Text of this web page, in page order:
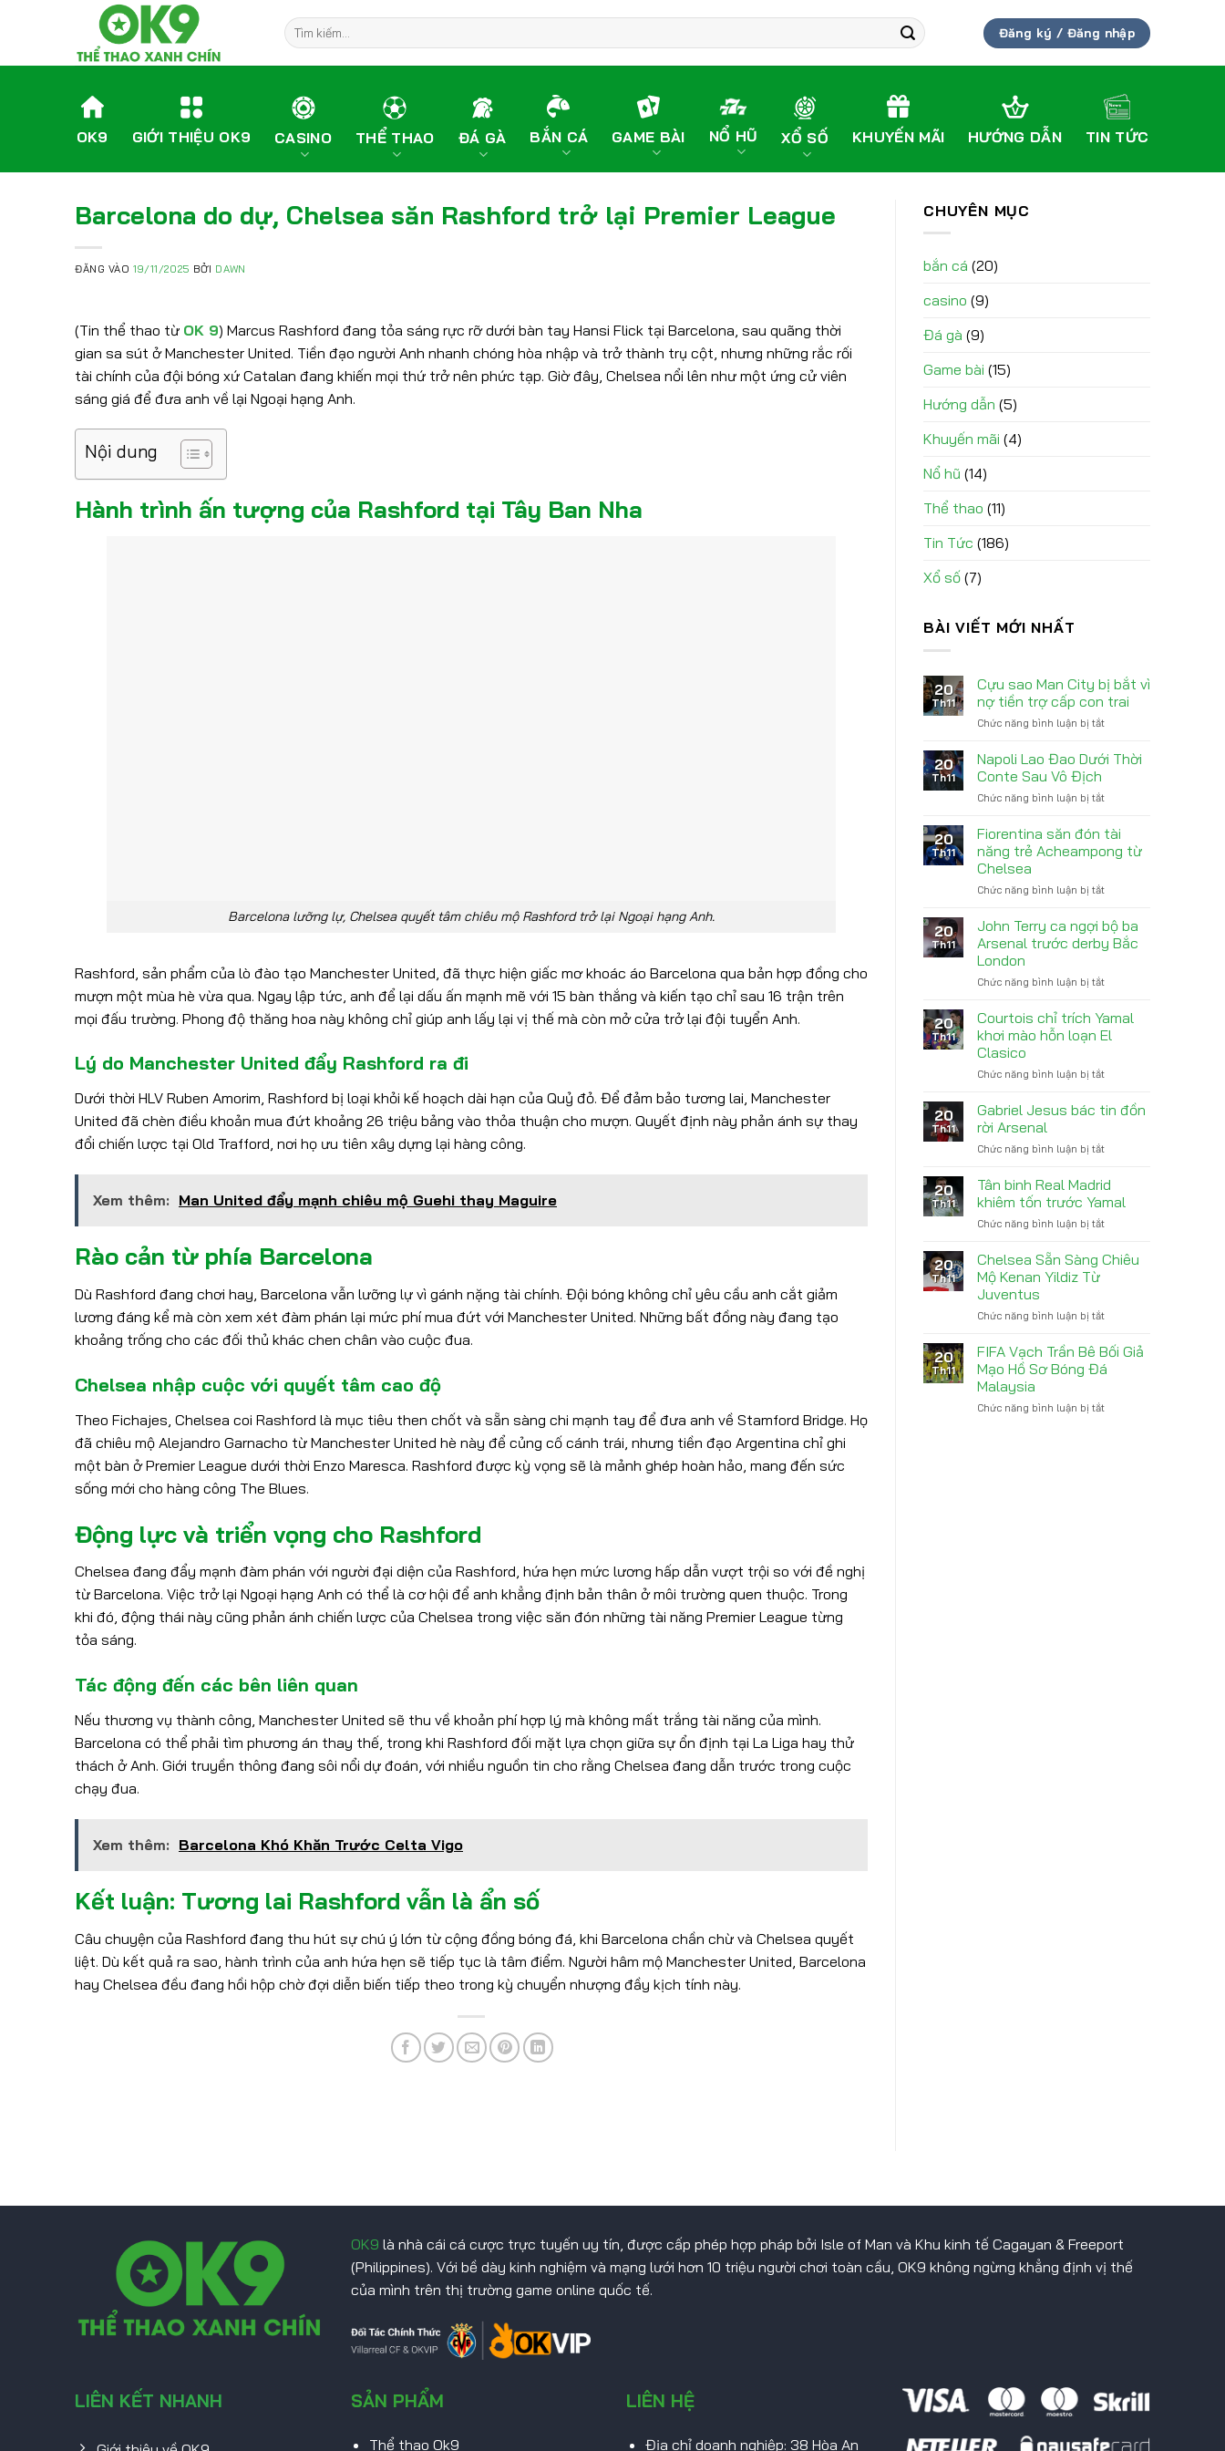
Đăng ký / Đăng nhập
OK9 GIỚI THIỆU OK9 CASINO THỂ THAO ĐÁ GÀ BẮN CÁ GAME BÀI NỔ HŨ XỔ SỐ KHUYẾN MÃI HƯỚNG DẪN TIN TỨC
Barcelona do dự, Chelsea săn Rashford trở lại Premier League
ĐĂNG VÀO19/11/2025 BỞI DAWN
(Tin thể thao từ OK 9) Marcus Rashford đang tỏa sáng rực rỡ dưới bàn tay Hansi Flick tại Barcelona, sau quãng thời
gian sa sút ở Manchester United. Tiền đạo người Anh nhanh chóng hòa nhập và trở thành trụ cột, nhưng những rắc rối
tài chính của đội bóng xứ Catalan đang khiến mọi thứ trở nên phức tạp. Giờ đây, Chelsea nổi lên như một ứng cử viên
sáng giá để đưa anh về lại Ngoại hạng Anh.
Nội dung
Hành trình ấn tượng của Rashford tại Tây Ban Nha
Barcelona lưỡng lự, Chelsea quyết tâm chiêu mộ Rashford trở lại Ngoại hạng Anh.
Rashford, sản phẩm của lò đào tạo Manchester United, đã thực hiện giấc mơ khoác áo Barcelona qua bản hợp đồng cho
mượn một mùa hè vừa qua. Ngay lập tức, anh để lại dấu ấn mạnh mẽ với 15 bàn thắng và kiến tạo chỉ sau 16 trận trên
mọi đấu trường. Phong độ thăng hoa này không chỉ giúp anh lấy lại vị thế mà còn mở cửa trở lại đội tuyển Anh.
Lý do Manchester United đẩy Rashford ra đi
Dưới thời HLV Ruben Amorim, Rashford bị loại khỏi kế hoạch dài hạn của Quỷ đỏ. Để đảm bảo tương lai, Manchester
United đã chèn điều khoản mua đứt khoảng 26 triệu bảng vào thỏa thuận cho mượn. Quyết định này phản ánh sự thay
đổi chiến lược tại Old Trafford, nơi họ ưu tiên xây dựng lại hàng công.
Xem thêm: Man United đẩy mạnh chiêu mộ Guehi thay Maguire
Rào cản từ phía Barcelona
Dù Rashford đang chơi hay, Barcelona vẫn lưỡng lự vì gánh nặng tài chính. Đội bóng không chỉ yêu cầu anh cắt giảm
lương đáng kể mà còn xem xét đàm phán lại mức phí mua đứt với Manchester United. Những bất đồng này đang tạo
khoảng trống cho các đối thủ khác chen chân vào cuộc đua.
Chelsea nhập cuộc với quyết tâm cao độ
Theo Fichajes, Chelsea coi Rashford là mục tiêu then chốt và sẵn sàng chi mạnh tay để đưa anh về Stamford Bridge. Họ
đã chiêu mộ Alejandro Garnacho từ Manchester United hè này để củng cố cánh trái, nhưng tiền đạo Argentina chỉ ghi
một bàn ở Premier League dưới thời Enzo Maresca. Rashford được kỳ vọng sẽ là mảnh ghép hoàn hảo, mang đến sức
sống mới cho hàng công The Blues.
Động lực và triển vọng cho Rashford
Chelsea đang đẩy mạnh đàm phán với người đại diện của Rashford, hứa hẹn mức lương hấp dẫn vượt trội so với đề nghị
từ Barcelona. Việc trở lại Ngoại hạng Anh có thể là cơ hội để anh khẳng định bản thân ở môi trường quen thuộc. Trong
khi đó, động thái này cũng phản ánh chiến lược của Chelsea trong việc săn đón những tài năng Premier League từng
tỏa sáng.
Tác động đến các bên liên quan
Nếu thương vụ thành công, Manchester United sẽ thu về khoản phí hợp lý mà không mất trắng tài năng của mình.
Barcelona có thể phải tìm phương án thay thế, trong khi Rashford đối mặt lựa chọn giữa sự ổn định tại La Liga hay thử
thách ở Anh. Giới truyền thông đang sôi nổi dự đoán, với nhiều nguồn tin cho rằng Chelsea đang dẫn trước trong cuộc
chạy đua.
Xem thêm: Barcelona Khó Khăn Trước Celta Vigo
Kết luận: Tương lai Rashford vẫn là ẩn số
Câu chuyện của Rashford đang thu hút sự chú ý lớn từ cộng đồng bóng đá, khi Barcelona chần chừ và Chelsea quyết
liệt. Dù kết quả ra sao, hành trình của anh hứa hẹn sẽ tiếp tục là tâm điểm. Người hâm mộ Manchester United, Barcelona
hay Chelsea đều đang hồi hộp chờ đợi diễn biến tiếp theo trong kỳ chuyển nhượng đầy kịch tính này.
CHUYÊN MỤC
bắn cá (20)
casino (9)
Đá gà (9)
Game bài (15)
Hướng dẫn (5)
Khuyến mãi (4)
Nổ hũ (14)
Thể thao (11)
Tin Tức (186)
Xổ số (7)
BÀI VIẾT MỚI NHẤT
20
Th11
Cựu sao Man City bị bắt vì
nợ tiền trợ cấp con trai
Chức năng bình luận bị tắt
sao
vì
nợ
tiền
trai
20
Th11
Napoli Lao Đao Dưới Thời
Conte Sau Vô Địch
Chức năng bình luận bị tắt
Lao
Dưới
Vô
Địch
20
Th11
Fiorentina săn đón tài
năng trẻ Acheampong từ
Chelsea
Chức năng bình luận bị tắt
săn
đón
tài
từ
Chelsea
20
Th11
John Terry ca ngợi bộ ba
Arsenal trước derby Bắc
London
Chức năng bình luận bị tắt
ca
ngợi
trước
20
Th11
Courtois chỉ trích Yamal
khơi mào hỗn loạn El
Clasico
Chức năng bình luận bị tắt
chỉ
trích
hỗn
loạn
20
Th11
Gabriel Jesus bác tin đồn
rời Arsenal
Chức năng bình luận bị tắt
Jesus
bác
tin
Arsenal
20
Th11
Tân binh Real Madrid
khiêm tốn trước Yamal
Chức năng bình luận bị tắt
binh
Yamal
20
Th11
Chelsea Sẵn Sàng Chiêu
Mộ Kenan Yildiz Từ
Juventus
Chức năng bình luận bị tắt
Sẵn
Sàng
Chiêu
20
Th11
FIFA Vạch Trần Bê Bối Giả
Mạo Hồ Sơ Bóng Đá
Malaysia
Chức năng bình luận bị tắt
OK9 là nhà cái cá cược trực tuyến uy tín, được cấp phép hợp pháp bởi Isle of Man và Khu kinh tế Cagayan & Freeport
(Philippines). Với bề dày kinh nghiệm và mạng lưới hơn 10 triệu người chơi toàn cầu, OK9 không ngừng khẳng định vị thế
của mình trên thị trường game online quốc tế.
LIÊN KẾT NHANH SẢN PHẨM
Thể thao Ok9
LIÊN HỆ
Địa chỉ doanh nghiệp: 38 Hòa An